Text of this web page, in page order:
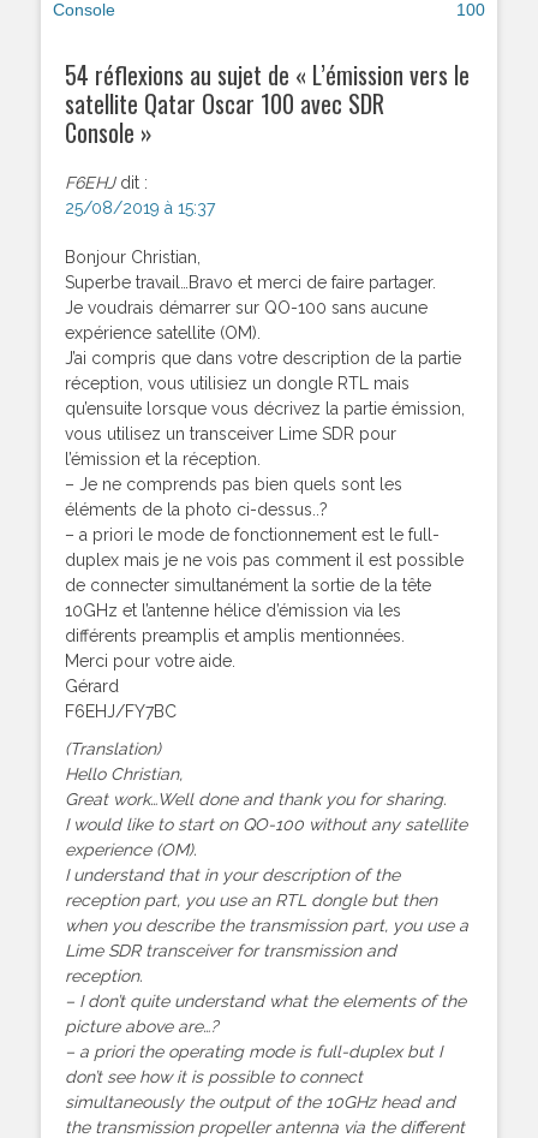
Console
100
54 réflexions au sujet de « L’émission vers le
satellite Qatar Oscar 100 avec SDR
Console »
F6EHJ dit :
25/08/2019 à 15:37
Bonjour Christian,
Superbe travail…Bravo et merci de faire partager.
Je voudrais démarrer sur QO-100 sans aucune
expérience satellite (OM).
J’ai compris que dans votre description de la partie
réception, vous utilisiez un dongle RTL mais
qu’ensuite lorsque vous décrivez la partie émission,
vous utilisez un transceiver Lime SDR pour
l’émission et la réception.
– Je ne comprends pas bien quels sont les
éléments de la photo ci-dessus..?
– a priori le mode de fonctionnement est le full-
duplex mais je ne vois pas comment il est possible
de connecter simultanément la sortie de la tête
10GHz et l’antenne hélice d’émission via les
différents preamplis et amplis mentionnées.
Merci pour votre aide.
Gérard
F6EHJ/FY7BC
(Translation)
Hello Christian,
Great work…Well done and thank you for sharing.
I would like to start on QO-100 without any satellite
experience (OM).
I understand that in your description of the
reception part, you use an RTL dongle but then
when you describe the transmission part, you use a
Lime SDR transceiver for transmission and
reception.
– I don’t quite understand what the elements of the
picture above are…?
– a priori the operating mode is full-duplex but I
don’t see how it is possible to connect
simultaneously the output of the 10GHz head and
the transmission propeller antenna via the different